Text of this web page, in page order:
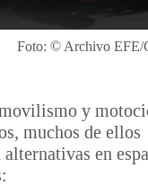
Foto: © Archivo EFE/
y
muchos de ellos
en